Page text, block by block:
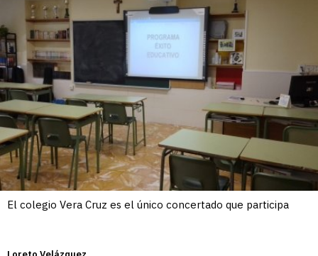
El colegio Vera Cruz es el único concertado que participa